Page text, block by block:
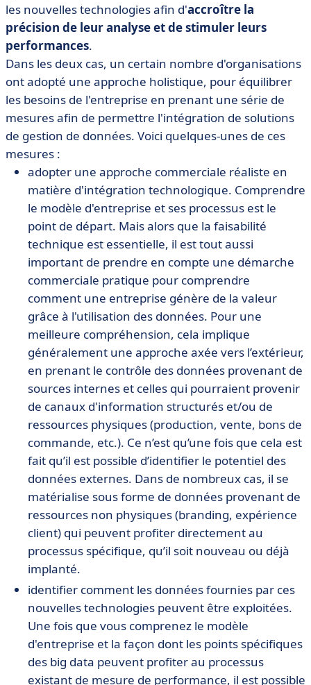
les nouvelles technologies afin d'accroître la
précision de leur analyse et de stimuler leurs
performances.
Dans les deux cas, un certain nombre d'organisations
ont adopté une approche holistique, pour équilibrer
les besoins de l'entreprise en prenant une série de
mesures afin de permettre l'intégration de solutions
de gestion de données. Voici quelques-unes de ces
mesures :
adopter une approche commerciale réaliste en
matière d'intégration technologique. Comprendre
le modèle d'entreprise et ses processus est le
point de départ. Mais alors que la faisabilité
technique est essentielle, il est tout aussi
important de prendre en compte une démarche
commerciale pratique pour comprendre
comment une entreprise génère de la valeur
grâce à l'utilisation des données. Pour une
meilleure compréhension, cela implique
généralement une approche axée vers l’extérieur,
en prenant le contrôle des données provenant de
sources internes et celles qui pourraient provenir
de canaux d'information structurés et/ou de
ressources physiques (production, vente, bons de
commande, etc.). Ce n’est qu’une fois que cela est
fait qu’il est possible d’identifier le potentiel des
données externes. Dans de nombreux cas, il se
matérialise sous forme de données provenant de
ressources non physiques (branding, expérience
client) qui peuvent profiter directement au
processus spécifique, qu’il soit nouveau ou déjà
implanté.
identifier comment les données fournies par ces
nouvelles technologies peuvent être exploitées.
Une fois que vous comprenez le modèle
d'entreprise et la façon dont les points spécifiques
des big data peuvent profiter au processus
existant de mesure de performance, il est possible